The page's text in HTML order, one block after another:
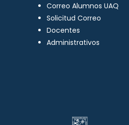
Correo Alumnos UAQ
Solicitud Correo
Docentes
Administrativos